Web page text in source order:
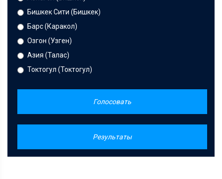
Бишкек Сити (Бишкек)
Барс (Каракол)
Озгон (Узген)
Азия (Талас)
Токтогул (Токтогул)
Голосовать
Результаты